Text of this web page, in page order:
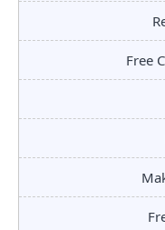
Free